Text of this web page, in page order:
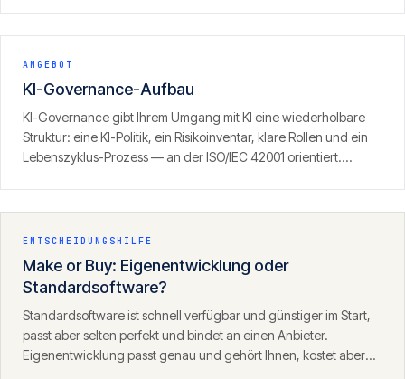
ANGEBOT
KI-Governance-Aufbau
KI-Governance gibt Ihrem Umgang mit KI eine wiederholbare
Struktur: eine KI-Politik, ein Risikoinventar, klare Rollen und ein
Lebenszyklus-Prozess — an der ISO/IEC 42001 orientiert.
ENTSCHEIDUNGSHILFE
Make or Buy: Eigenentwicklung oder
Standardsoftware?
Standardsoftware ist schnell verfügbar und günstiger im Start,
passt aber selten perfekt und bindet an einen Anbieter.
Eigenentwicklung passt genau und gehört Ihnen, kostet aber